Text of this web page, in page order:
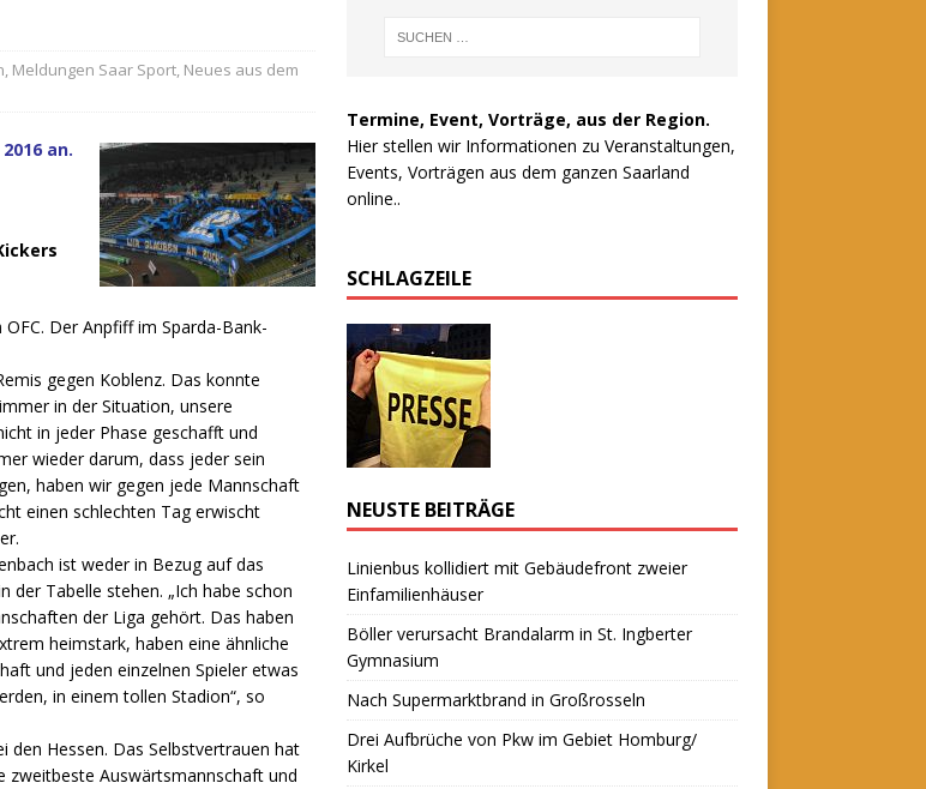
, Meldungen Saar Sport, Neues aus dem
an.
Der Anpfiff im Sparda-Bank-
gegen Koblenz. Das konnte
in der Situation, unsere
in jeder Phase geschafft und
wieder darum, dass jeder sein
haben wir gegen jede Mannschaft
einen schlechten Tag erwischt
ist weder in Bezug auf das
der Tabelle stehen. „Ich habe schon
der Liga gehört. Das haben
heimstark, haben eine ähnliche
und jeden einzelnen Spieler etwas
in einem tollen Stadion“, so
Hessen. Das Selbstvertrauen hat
zweitbeste Auswärtsmannschaft und
Termine, Event, Vorträge, aus der Region.
Hier stellen wir Informationen zu Veranstaltungen,
Events, Vorträgen aus dem ganzen Saarland
online..
SCHLAGZEILE
NEUSTE BEITRÄGE
Linienbus kollidiert mit Gebäudefront zweier
Einfamilienhäuser
Böller verursacht Brandalarm in St. Ingberter
Gymnasium
Nach Supermarktbrand in Großrosseln
Drei Aufbrüche von Pkw im Gebiet Homburg/
Kirkel